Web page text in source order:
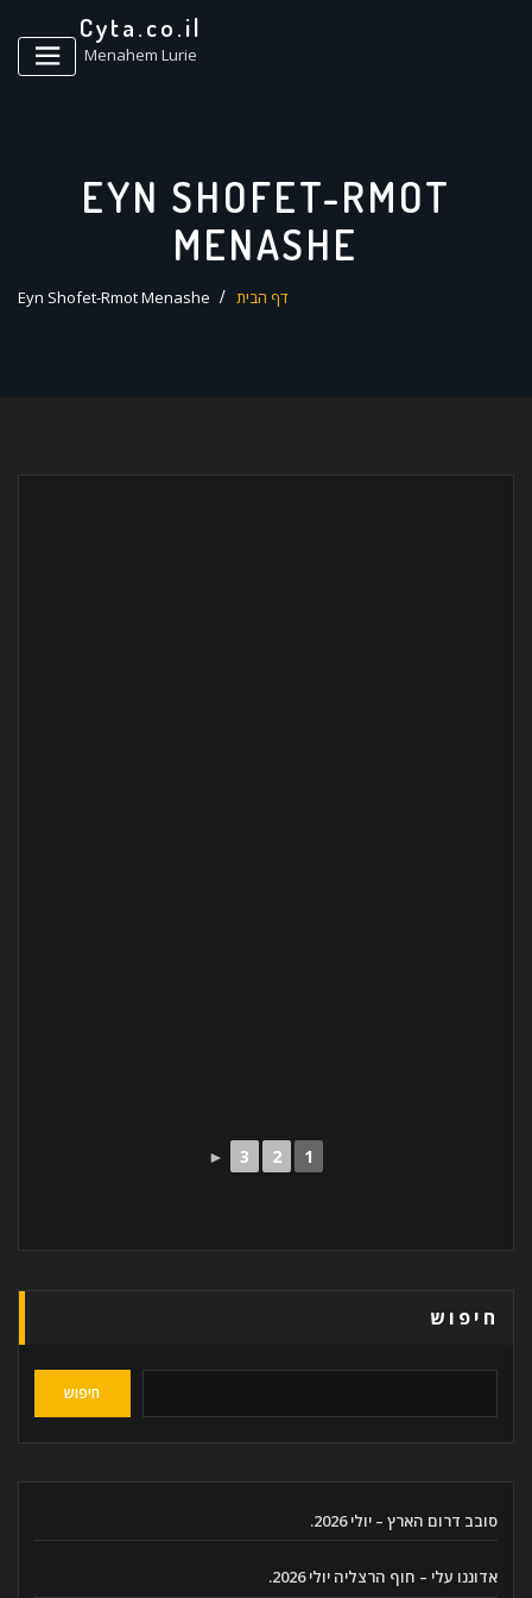
Cyta.co.il
Menahem Lurie
EYN SHOFET-RMOT
MENASHE
דף הבית Eyn Shofet-Rmot Menashe
1
2
3
►
חיפוש
חיפוש
סובב דרום הארץ – יולי 2026.
אדוננו עלי – חוף הרצליה יולי 2026.